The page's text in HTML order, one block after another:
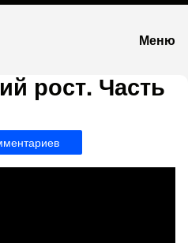
Меню
рост. Часть